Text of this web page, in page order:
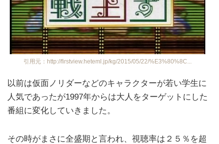
引用元：http://firstview.heteml.jp/kg/2015/05/22/%E3%80%8C...
以前は仮面ノリダーなどのキャラクターが若い学生に
人気であったが1997年からは大人をターゲットにした
番組に変化していきました。
その時がまさに全盛期と言われ、視聴率は２５％を超